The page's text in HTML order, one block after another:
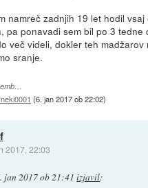
namreč zadnjih 19 let hodil
pa ponavadi sem bil po 3 tedne
več videli, dokler teh madžarov
sranje.
(6. jan 2017 ob 22:02)
2017, 22:03
jan 2017 ob 21:41 izjavil: